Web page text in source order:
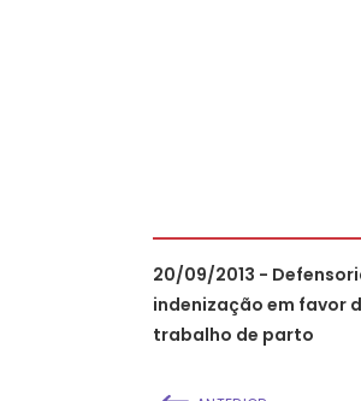
20/09/2013 -
indenização em favor
trabalho de parto